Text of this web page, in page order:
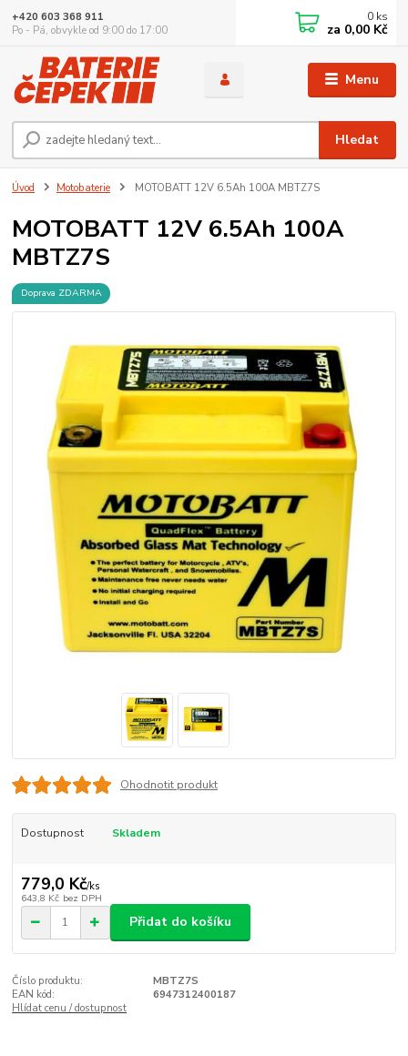
Menu
Hledat
+420 603 368 911
Po - Pá, obvykle od 9:00 do 17:00
0 ks
za 0,00 Kč
Úvod Motobaterie MOTOBATT 12V 6.5Ah 100A MBTZ7S
MOTOBATT 12V 6.5Ah 100A
MBTZ7S
Doprava ZDARMA
Ohodnotit produkt
Dostupnost Skladem
779,0 Kč/ks
643,8 Kč bez DPH
Přidat do košíku
Číslo produktu:
MBTZ7S
EAN kód:
6947312400187
Hlídat cenu / dostupnost